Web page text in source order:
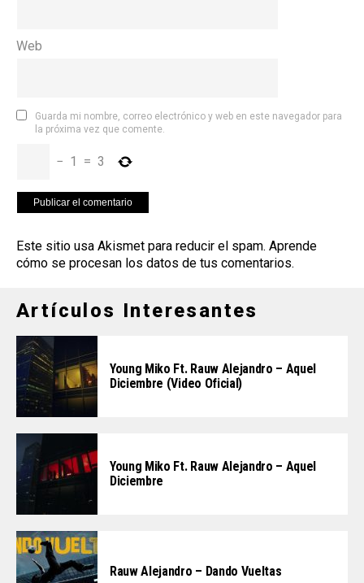
Web
Guarda mi nombre, correo electrónico y web en este navegador para
la próxima vez que comente.
− 1 = 3
Este sitio usa Akismet para reducir el spam. Aprende
cómo se procesan los datos de tus comentarios.
Artículos Interesantes
Young Miko Ft. Rauw Alejandro – Aquel
Diciembre (Video Oficial)
Young Miko Ft. Rauw Alejandro – Aquel
Diciembre
Rauw Alejandro – Dando Vueltas